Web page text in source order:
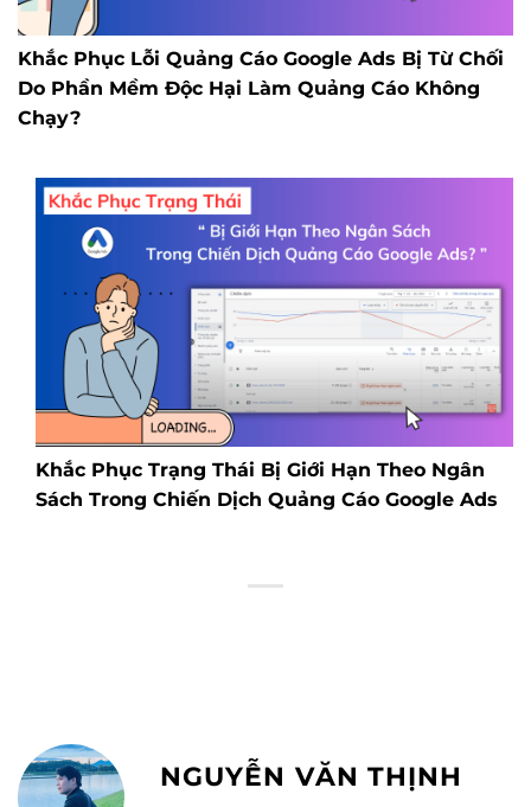
Khắc Phục Lỗi Quảng Cáo Google Ads Bị Từ Chối
Do Phần Mềm Độc Hại Làm Quảng Cáo Không
Chạy?
Khắc Phục Trạng Thái Bị Giới Hạn Theo Ngân
Sách Trong Chiến Dịch Quảng Cáo Google Ads
NGUYỄN VĂN THỊNH